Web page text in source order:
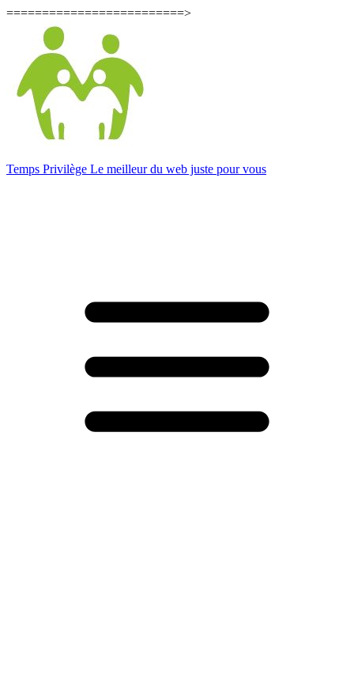
=========================>
Temps Privilège Le meilleur du web juste pour vous